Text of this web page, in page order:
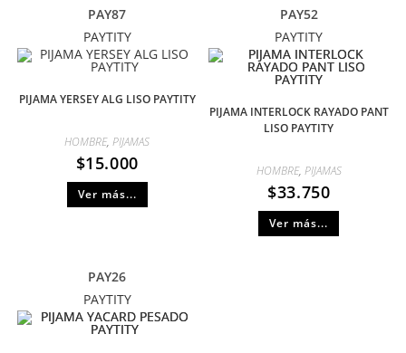
PAY87
PAYTITY
PIJAMA YERSEY ALG LISO PAYTITY
HOMBRE,PIJAMAS
$15.000
Ver más...
PAY52
PAYTITY
PIJAMA INTERLOCK RAYADO PANT
LISO PAYTITY
HOMBRE, PIJAMAS
$33.750
Ver más...
PAY26
PAYTITY